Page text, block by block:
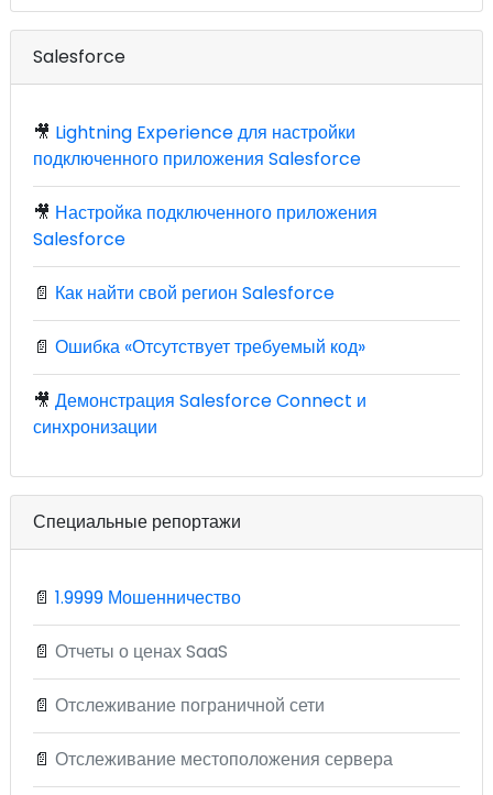
Salesforce
🎥 Lightning Experience для настройки
подключенного приложения Salesforce
🎥 Настройка подключенного приложения
Salesforce
📄 Как найти свой регион Salesforce
📄 Ошибка «Отсутствует требуемый код»
🎥 Демонстрация Salesforce Connect и
синхронизации
Специальные репортажи
📄 1.9999 Мошенничество
📄 Отчеты о ценах SaaS
📄 Отслеживание пограничной сети
📄 Отслеживание местоположения сервера